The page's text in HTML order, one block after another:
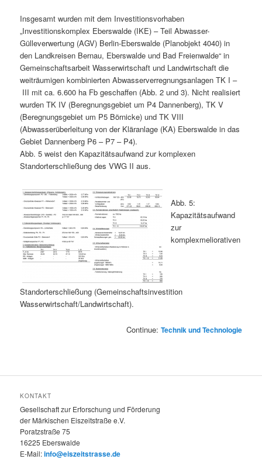
Insgesamt wurden mit dem Investitionsvorhaben
„Investitionskomplex Eberswalde (IKE) – Teil Abwasser-
Gülleverwertung (AGV) Berlin-Eberswalde (Planobjekt 4040) in
den Landkreisen Bernau, Eberswalde und Bad Freienwalde“ in
Gemeinschaftsarbeit Wasserwirtschaft und Landwirtschaft die
weiträumigen kombinierten Abwasserverregnungsanlagen TK I –
III mit ca. 6.600 ha Fb geschaffen (Abb. 2 und 3). Nicht realisiert
wurden TK IV (Beregnungsgebiet um P4 Dannenberg), TK V
(Beregnungsgebiet um P5 Börnicke) und TK VIII
(Abwasserüberleitung von der Kläranlage (KA) Eberswalde in das
Gebiet Dannenberg P6 – P7 – P4).
Abb. 5 weist den Kapazitätsaufwand zur komplexen
Standorterschließung des VWG II aus.
Abb. 5:
Kapazitätsaufwand
zur
komplexmeliorativen
Standorterschließung (Gemeinschaftsinvestition
Wasserwirtschaft/Landwirtschaft).
Continue: Technik und Technologie
KONTAKT
Gesellschaft zur Erforschung und Förderung
der Märkischen Eiszeitstraße e.V.
Poratzstraße 75
16225 Eberswalde
E-Mail:info@eiszeitstrasse.de